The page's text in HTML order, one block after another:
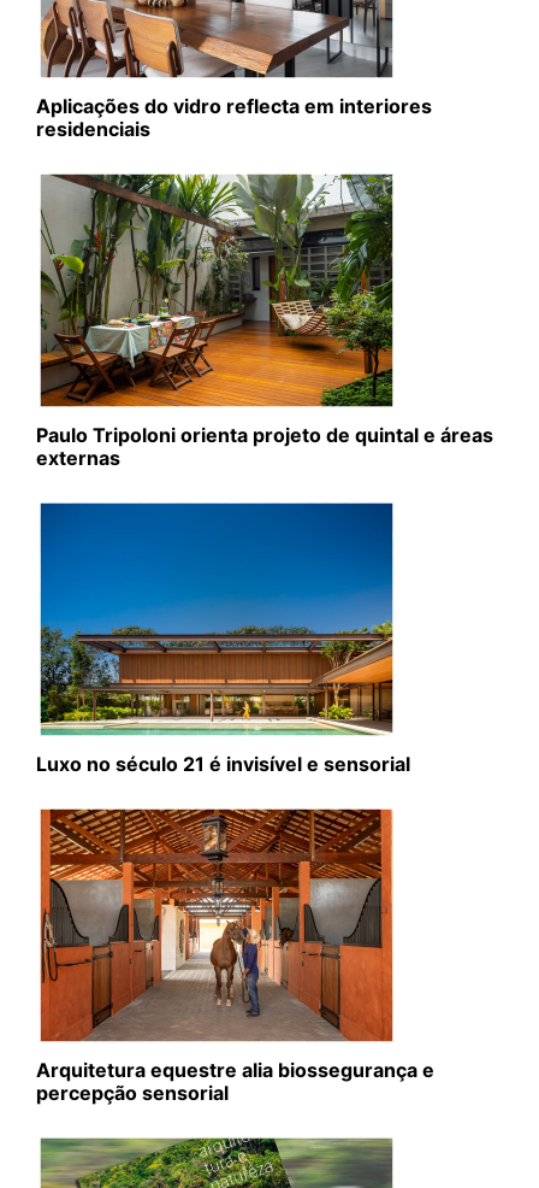
Aplicações do vidro reflecta em interiores
residenciais
Paulo Tripoloni orienta projeto de quintal e áreas
externas
Luxo no século 21 é invisível e sensorial
Arquitetura equestre alia biossegurança e
percepção sensorial